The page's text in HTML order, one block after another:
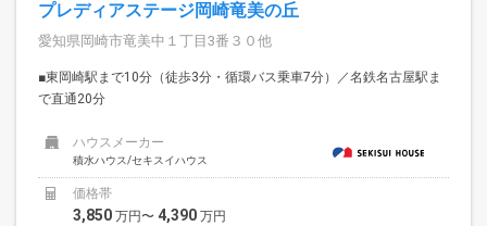
プレディアステージ岡崎竜美の丘
愛知県岡崎市竜美中１丁目3番３０他
■東岡崎駅まで10分（徒歩3分・循環バス乗車7分）／名鉄名古屋駅ま
で直通20分
ハウスメーカー
積水ハウス/セキスイハウス
価格帯
3,850 万円〜 4,390 万円